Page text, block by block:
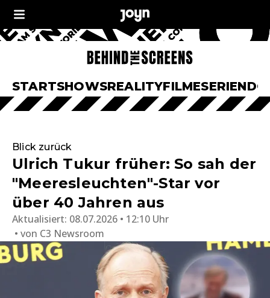
STARTSHOWSREALITYFILMESERIEN
Blick zurück
Ulrich Tukur früher: So sah der
"Meeresleuchten"-Star vor
über 40 Jahren aus
Aktualisiert: 08.07.2026 • 12:10 Uhr
von C3 Newsroom